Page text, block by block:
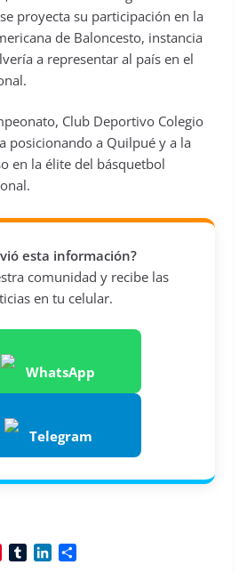
proyecta su participación en la
de Baloncesto, instancia
a representar al país en el
Club Deportivo Colegio
posicionando a Quilpué y a la
en la élite del básquetbol
esta información?
comunidad y recibe las
en tu celular.
WhatsApp
Telegram
P
T